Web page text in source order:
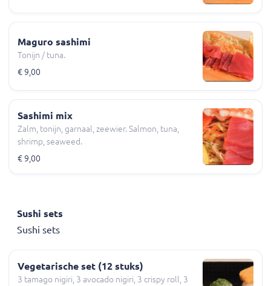
Maguro sashimi
Tonijn / tuna.
€ 9,00
Sashimi mix
Zalm, tonijn, garnaal, zeewier. Salmon, tuna,
shrimp, seaweed.
€ 9,00
Sushi sets
Sushi sets
Vegetarische set (12 stuks)
3 tamago nigiri, 3 avocado nigiri, 3 crispy roll, 3